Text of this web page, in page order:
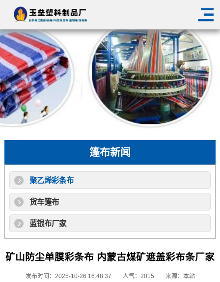
篷布新闻
聚乙烯彩条布
货车篷布
蓝银布厂家
矿山防尘单膜彩条布 内蒙古煤矿遮盖彩布条厂家
发布时间：2025-10-26 16:48:37 人气：2015 来源：本站